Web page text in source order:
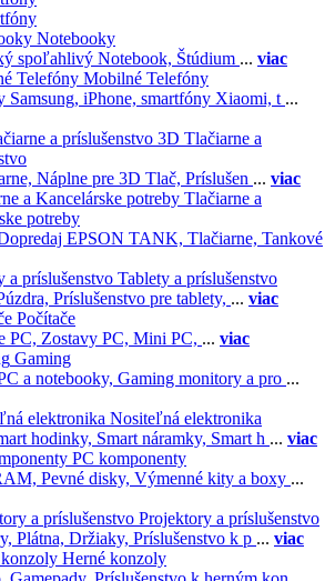
Notebooky
spoľahlivý Notebook, Štúdium ... viac
Mobilné Telefóny
Samsung, iPhone, smartfóny Xiaomi, t ...
3D Tlačiarne a
Náplne pre 3D Tlač, Príslušen ... viac
Tlačiarne a
potreby
EPSON TANK, Tlačiarne, Tankové
Tablety a príslušenstvo
Príslušenstvo pre tablety, ... viac
Počítače
PC, Zostavy PC, Mini PC, ... viac
Gaming
a notebooky, Gaming monitory a pro ...
Nositeľná elektronika
hodinky, Smart náramky, Smart h ... viac
PC komponenty
Pevné disky, Výmenné kity a boxy ...
Projektory a príslušenstvo
Plátna, Držiaky, Príslušenstvo k p ... viac
Herné konzoly